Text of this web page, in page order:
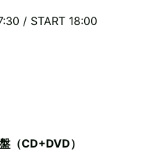
/ START 18:00
（CD+DVD）